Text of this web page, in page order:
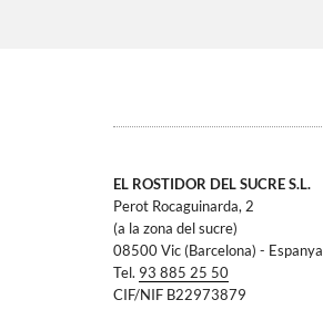
EL ROSTIDOR DEL SUCRE S.L.
Perot Rocaguinarda, 2
(a la zona del sucre)
08500 Vic (Barcelona) - Espanya
Tel. 93 885 25 50
CIF/NIF B22973879